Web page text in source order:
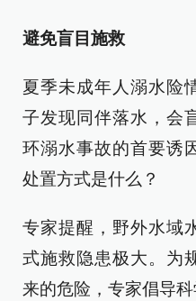
避免盲目施救
夏季未成年人溺水险
子发现同伴落水，会
环溺水事故的首要诱
处置方式是什么？
专家提醒，野外水域
式施救隐患极大。为
来的危险，专家倡导科